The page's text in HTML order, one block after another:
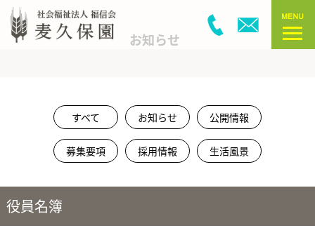
お知らせ
すべて お知らせ 公開情報
募集要項 採用情報 生活風景
役員名簿